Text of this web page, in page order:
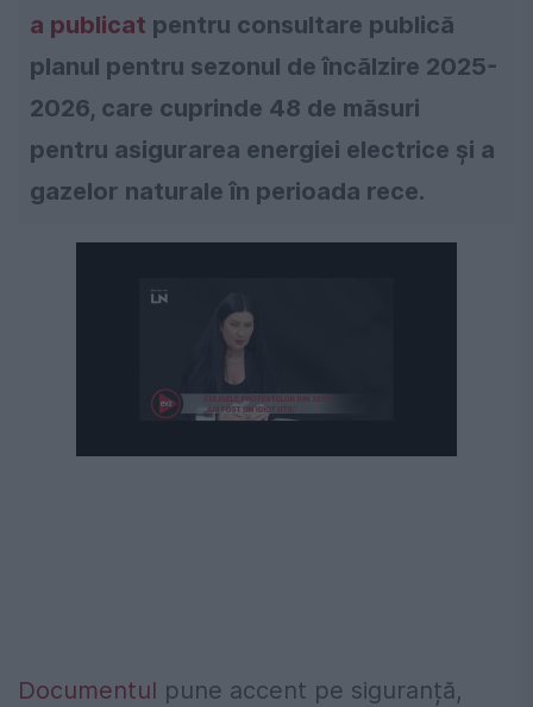
a publicat pentru consultare publică
planul pentru sezonul de încălzire 2025-
2026, care cuprinde 48 de măsuri
pentru asigurarea energiei electrice și a
gazelor naturale în perioada rece.
Documentul pune accent pe siguranță,